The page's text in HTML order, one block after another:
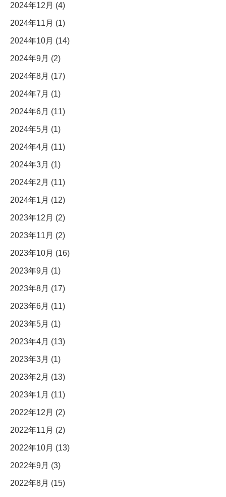
2024年12月 (4)
2024年11月 (1)
2024年10月 (14)
2024年9月 (2)
2024年8月 (17)
2024年7月 (1)
2024年6月 (11)
2024年5月 (1)
2024年4月 (11)
2024年3月 (1)
2024年2月 (11)
2024年1月 (12)
2023年12月 (2)
2023年11月 (2)
2023年10月 (16)
2023年9月 (1)
2023年8月 (17)
2023年6月 (11)
2023年5月 (1)
2023年4月 (13)
2023年3月 (1)
2023年2月 (13)
2023年1月 (11)
2022年12月 (2)
2022年11月 (2)
2022年10月 (13)
2022年9月 (3)
2022年8月 (15)